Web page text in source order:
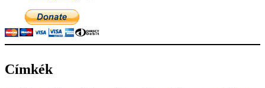
Címkék